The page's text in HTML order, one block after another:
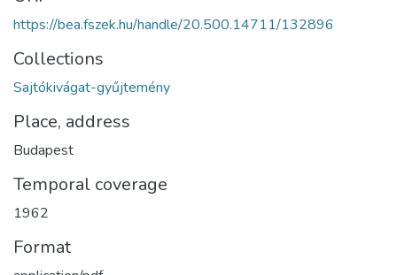
https://bea.fszek.hu/handle/20.500.14711/132896
Collections
Sajtókivágat-gyűjtemény
Place, address
Budapest
Temporal coverage
1962
Format